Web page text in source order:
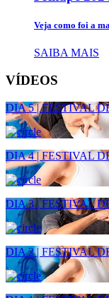
Veja como foi a
SAIBA MAIS
VÍDEOS
DIA 5 | FESTIVAL
DIA 4 | FESTIVAL
DIA 3 | FESTIVAL
DIA 2 | FESTIVAL